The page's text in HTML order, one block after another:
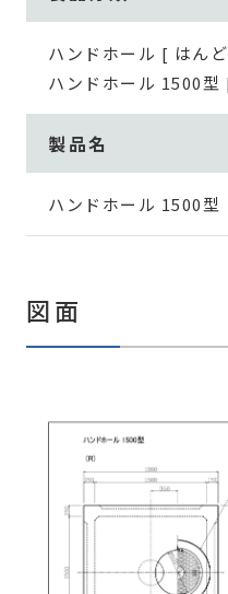
ハンドホール [ はん
ハンドホール 1500
製品名
ハンドホール 1500型
図面